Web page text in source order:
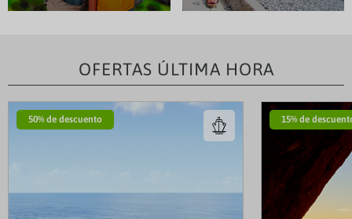
OFERTAS ÚLTIMA HORA
50% de descuento 2 15% de